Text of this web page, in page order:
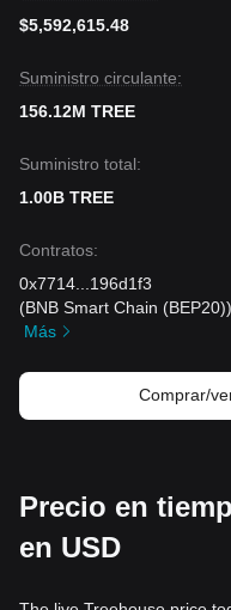
$5,592,615.48
Suministro circulante:
156.12M TREE
Suministro total:
1.00B TREE
Contratos:
0x7714
196d1f3
(BNB Smart Chain (BEP20))
Más
Comprar/
Precio en
en USD